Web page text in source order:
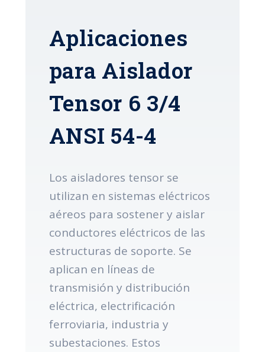
Aplicaciones
para Aislador
Tensor 6 3/4
ANSI 54-4
Los aisladores tensor se
utilizan en sistemas eléctricos
aéreos para sostener y aislar
conductores eléctricos de las
estructuras de soporte. Se
aplican en líneas de
transmisión y distribución
eléctrica, electrificación
ferroviaria, industria y
subestaciones. Estos